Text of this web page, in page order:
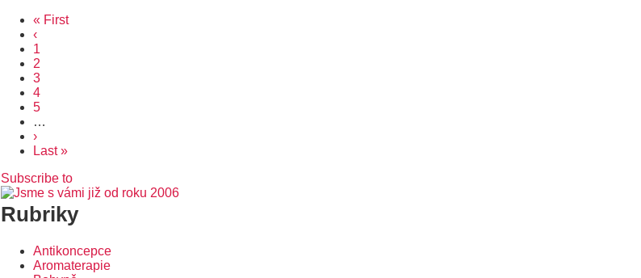
Pagination
First
page
« First
Předchozí
stránka
‹
Page
1
Page
2
Aktuální
stránka
3
Page
4
Page
5
…
Následující
stránka
›
Poslední
Last »
Subscribe to
Rubriky
Antikoncepce
Aromaterapie